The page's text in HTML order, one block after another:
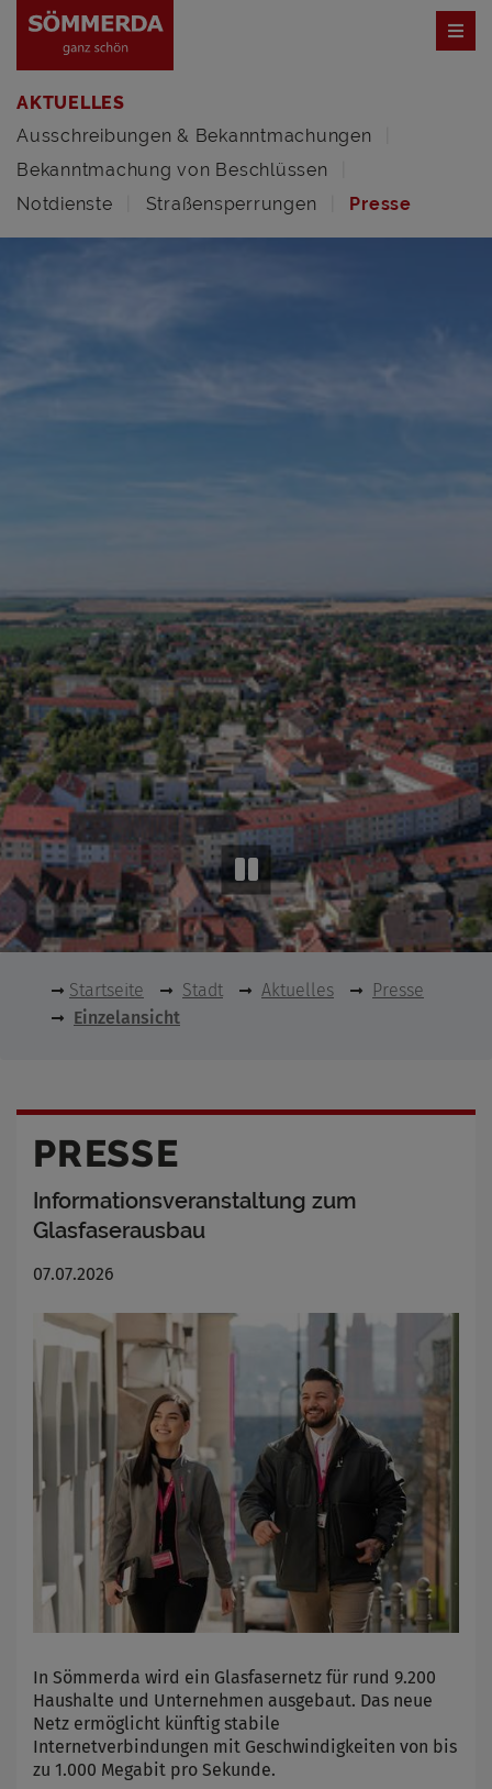
AKTUELLES
Ausschreibungen & Bekanntmachungen
Bekanntmachung von Beschlüssen
Notdienste
Straßensperrungen Presse
Startseite Stadt Aktuelles
Presse
Einzelansicht
PRESSE
Informationsveranstaltung zum
Glasfaserausbau
07.07.2026
In Sömmerda wird ein Glasfasernetz für rund 9.200
Haushalte und Unternehmen ausgebaut. Das neue
Netz ermöglicht künftig stabile
Internetverbindungen mit Geschwindigkeiten von bis
zu 1.000 Megabit pro Sekunde.